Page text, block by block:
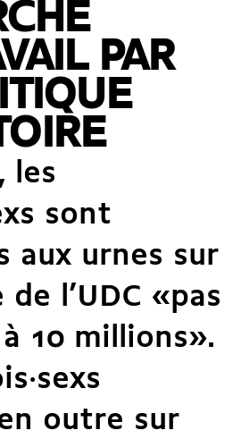
PAR
les
sont
aux urnes sur
l’UDC «pas
10 millions».
outre sur